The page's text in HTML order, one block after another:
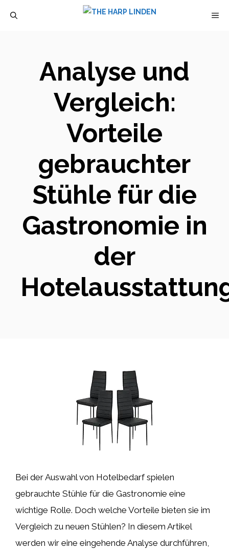
Analyse und
Vergleich:
Vorteile
gebrauchter
Stühle für die
Gastronomie in
der
Bei der Auswahl von Hotelbedarf spielen
gebrauchte Stühle für die Gastronomie eine
wichtige Rolle. Doch welche Vorteile bieten sie im
Vergleich zu neuen Stühlen? In diesem Artikel
werden wir eine eingehende Analyse durchführen,